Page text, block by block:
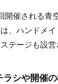
開催される青
、ハンドメ
テージも設
ラシや開催